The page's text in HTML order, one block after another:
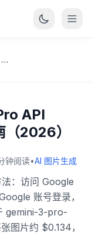
如何获取 Nano Banana Pro API Key：完整设置与集成指南（2026）
API
2026）
钟阅读•AI 图片生成
：访问 Google
账号登录，
gemini-3-pro-
图片约 $0.134，